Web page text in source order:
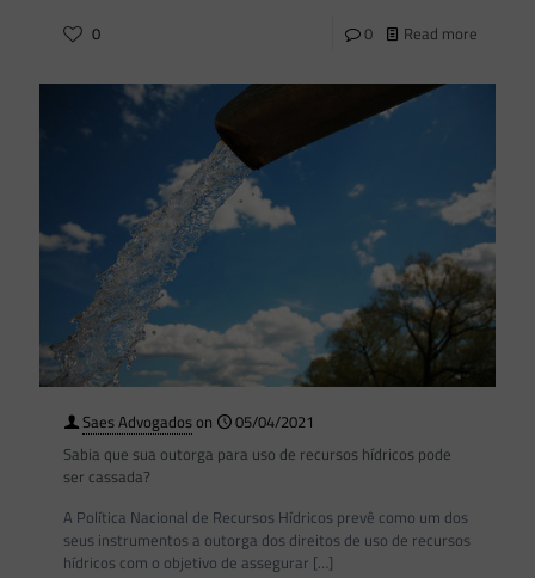
0 0 Read more
Saes Advogadoson
05/04/2021
Sabia que sua outorga para uso de recursos hídricos pode
ser cassada?
A Política Nacional de Recursos Hídricos prevê como um dos
seus instrumentos a outorga dos direitos de uso de recursos
hídricos com o objetivo de assegurar […]